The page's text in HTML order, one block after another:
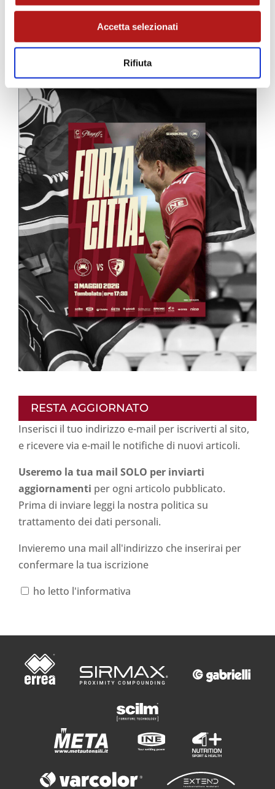
Accetta selezionati
Rifiuta
MATCH PROGRAM
RESTA AGGIORNATO
Inserisci il tuo indirizzo e-mail per iscriverti al sito,
e ricevere via e-mail le notifiche di nuovi articoli.
Useremo la tua mail SOLO per inviarti
aggiornamenti per ogni articolo pubblicato.
Prima di inviare leggi la nostra politica su
trattamento dei dati personali.
Invieremo una mail all'indirizzo che inserirai per
confermare la tua iscrizione
ho letto l'informativa